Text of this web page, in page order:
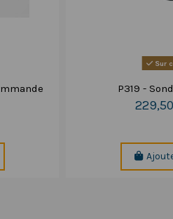
Sur
P319 -